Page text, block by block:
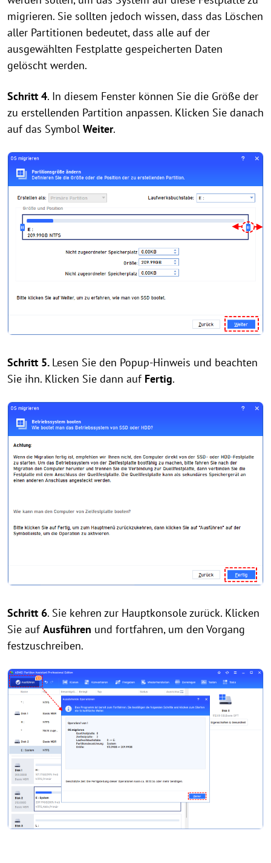
migrieren. Sie sollten jedoch wissen, dass das Löschen
aller Partitionen bedeutet, dass alle auf der
ausgewählten Festplatte gespeicherten Daten
gelöscht werden.
Schritt 4. In diesem Fenster können Sie die Größe der
zu erstellenden Partition anpassen. Klicken Sie danach
auf das Symbol Weiter.
Schritt 5. Lesen Sie den Popup-Hinweis und beachten
Sie ihn. Klicken Sie dann auf Fertig.
Schritt 6. Sie kehren zur Hauptkonsole zurück. Klicken
Sie aufAusführen und fortfahren, um den Vorgang
festzuschreiben.